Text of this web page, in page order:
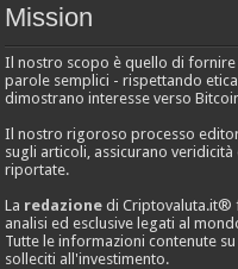
Mission
Il nostro scopo è quello di
parole semplici - rispettando
dimostrano interesse verso
Il nostro rigoroso processo
sugli articoli, assicurano
riportate.
La redazione di Criptovaluta.it®
analisi ed esclusive legati al
Tutte le informazioni contenute
solleciti all'investimento.